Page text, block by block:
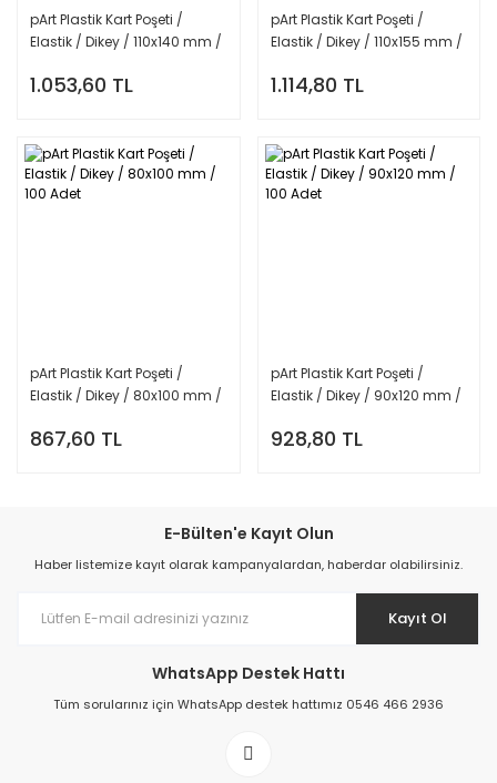
pArt Plastik Kart Poşeti /
Elastik / Dikey / 110x140 mm /
1.053,60 TL
pArt Plastik Kart Poşeti /
Elastik / Dikey / 110x155 mm /
1.114,80 TL
pArt Plastik Kart Poşeti /
Elastik / Dikey / 80x100 mm /
867,60 TL
pArt Plastik Kart Poşeti /
Elastik / Dikey / 90x120 mm /
928,80 TL
E-Bülten'e Kayıt Olun
Haber listemize kayıt olarak kampanyalardan, haberdar olabilirsiniz.
Kayıt Ol
WhatsApp Destek Hattı
Tüm sorularınız için WhatsApp destek hattımız 0546 466 2936